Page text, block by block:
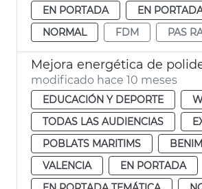
EN PORTADA
EN
NORMAL
FDM PAS
modificado hace 10 meses
EDUCACIÓN Y DEPORTE
TODAS LAS AUDIENCIAS
POBLATS MARITIMS
VALENCIA
EN PORTADA